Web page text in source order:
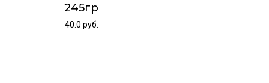
245гр
40.0 руб.